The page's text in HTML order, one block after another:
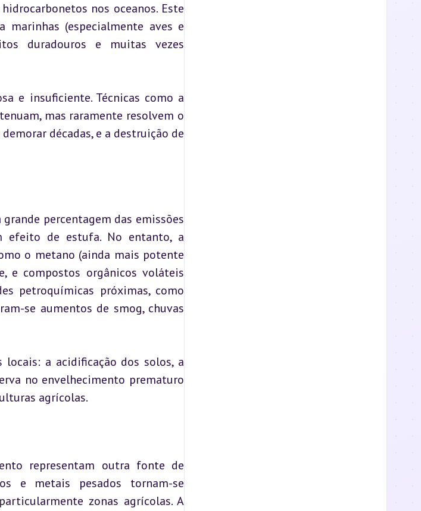
nos oceanos. Este
(especialmente aves e
duradouros e muitas vezes
e insuficiente. Técnicas como a
mas raramente resolvem o
décadas, e a destruição de
percentagem das emissões
efeito de estufa. No entanto, a
o metano (ainda mais potente
e compostos orgânicos voláteis
petroquímicas próximas, como
se aumentos de smog, chuvas
a acidificação dos solos, a
no envelhecimento prematuro
agrícolas.
representam outra fonte de
e metais pesados tornam-se
zonas agrícolas. A